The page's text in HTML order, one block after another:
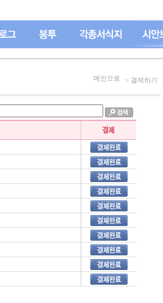
메인으로 > 결제하기